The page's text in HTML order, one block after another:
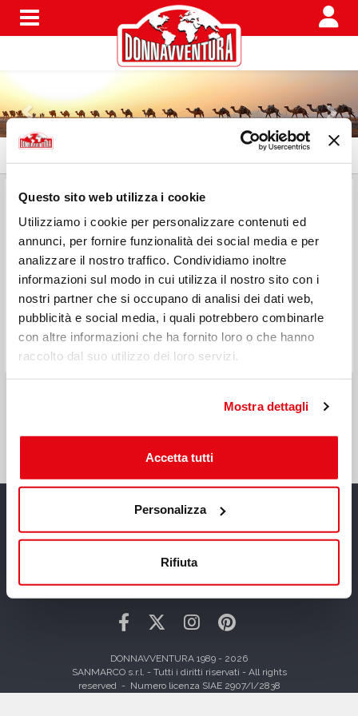
Questo sito web utilizza i cookie
Utilizziamo i cookie per personalizzare contenuti ed
annunci, per fornire funzionalità dei social media e per
analizzare il nostro traffico. Condividiamo inoltre
informazioni sul modo in cui utilizza il nostro sito con i
nostri partner che si occupano di analisi dei dati web,
pubblicità e social media, i quali potrebbero combinarle
con altre informazioni che ha fornito loro o che hanno
raccolto dal suo utilizzo dei loro servizi.
Mostra dettagli
Accetta tutti
Personalizza
Rifiuta
Menu
RIAD DAR WAHID
Merenda a base di the’ verde alla menta tipico
marocchino con una varietà di assaggi di dolci tipici
marocchini: biscotti frollini alle noci , alle mandorle,
datteri speciali disossati con dentro una mezza noce,
crepes fritte ricoperte di zucchero a velo, miele e
mandorle.
Luogo accogliente e personale gentile e cordiale.
DONNAVVENTURA 1989 - 2026
SANMARCO s.r.l. - Tutti i diritti riservati - All rights
reserved - Numero licenza SIAE 2907/I/2838